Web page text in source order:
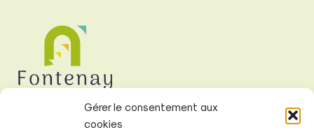
Gérer le consentement aux
cookies